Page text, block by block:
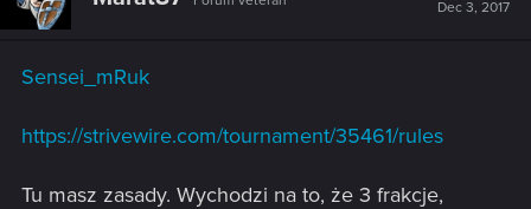
Dec 3, 2017
Sensei_mRuk
https://strivewire.com/tournament/35461/rules
Tu masz zasady. Wychodzi na to, że 3 frakcje,